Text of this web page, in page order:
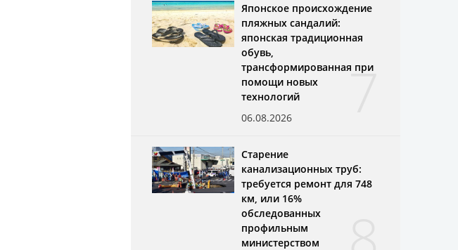
7
Японское происхождение
пляжных сандалий:
японская традиционная
обувь,
трансформированная при
помощи новых
технологий
06.08.2026
Старение
канализационных труб:
требуется ремонт для 748
км, или 16%
обследованных
профильным
министерством